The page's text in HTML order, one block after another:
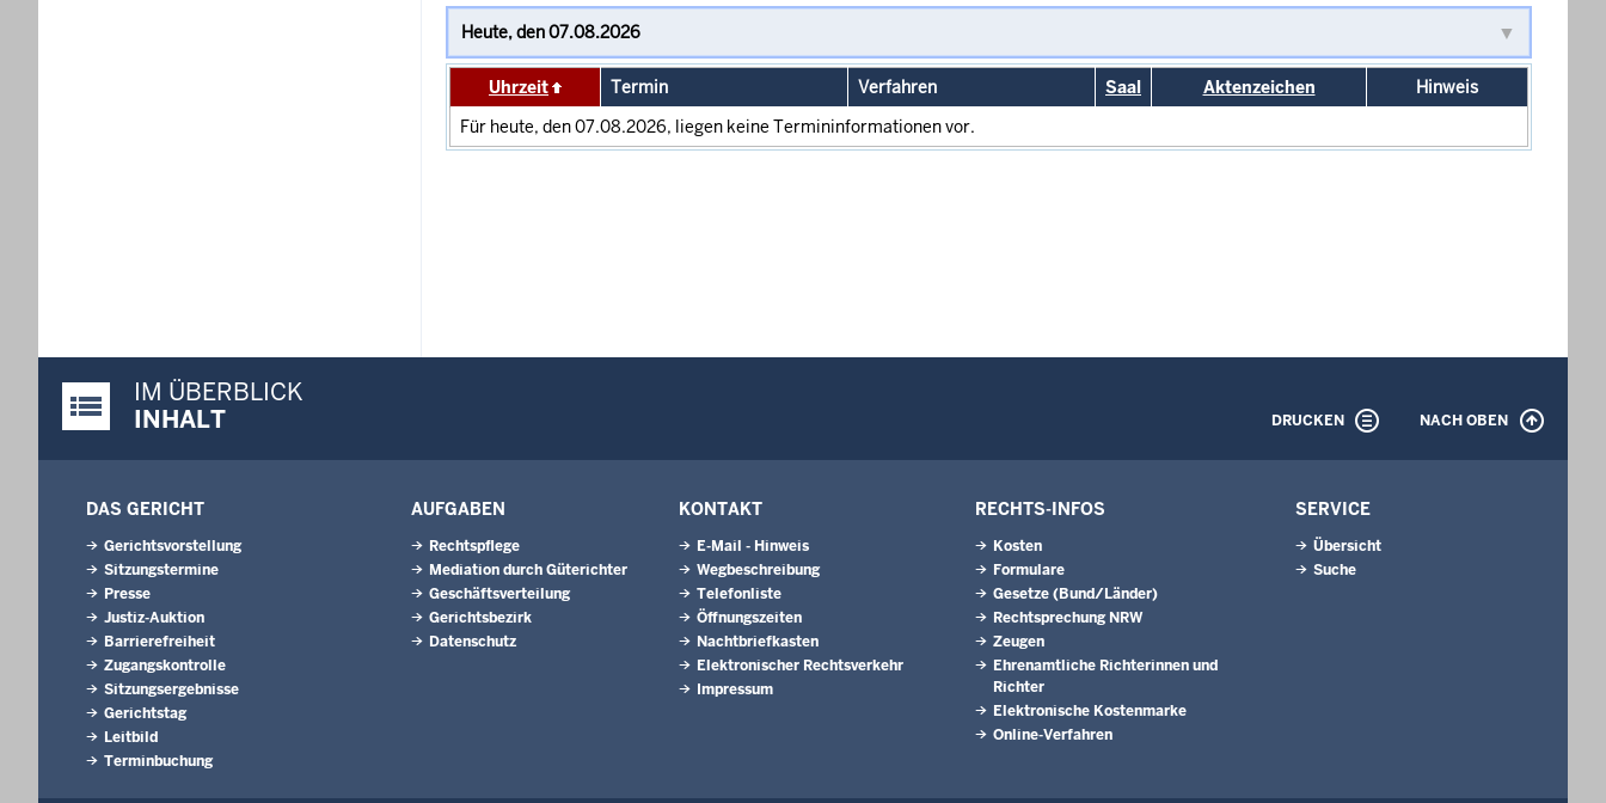
Uhrzeit Termin Verfahren Saal Aktenzeichen
Hinweis
Für heute, den 07.08.2026, liegen keine Termininformationen vor.
Justiz-Portal im Überblick:
IM ÜBERBLICK
INHALT
DRUCKEN NACH OBEN
DAS GERICHT
Gerichtsvorstellung
Sitzungstermine
Presse
Justiz-Auktion
Barrierefreiheit
Zugangskontrolle
Sitzungsergebnisse
Gerichtstag
Leitbild
Terminbuchung
AUFGABEN
Rechtspflege
Mediation durch Güterichter
Geschäftsverteilung
Gerichtsbezirk
Datenschutz
KONTAKT
E-Mail - Hinweis
Wegbeschreibung
Telefonliste
Öffnungszeiten
Nachtbriefkasten
Elektronischer Rechtsverkehr
Impressum
RECHTS-INFOS
Kosten
Formulare
Gesetze (Bund/Länder)
Rechtsprechung NRW
Zeugen
Ehrenamtliche Richterinnen und
Richter
Elektronische Kostenmarke
Online-Verfahren
SERVICE
Übersicht
Suche